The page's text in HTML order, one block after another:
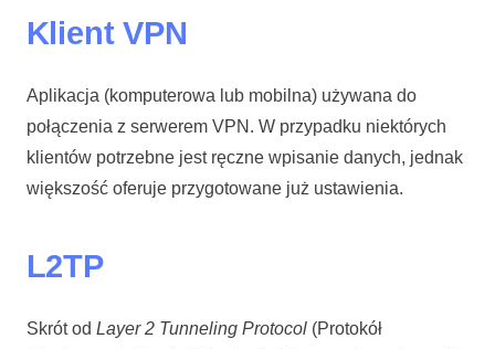
Klient VPN
Aplikacja (komputerowa lub mobilna) używana do
połączenia z serwerem VPN. W przypadku niektórych
klientów potrzebne jest ręczne wpisanie danych, jednak
większość oferuje przygotowane już ustawienia.
L2TP
Skrót od Layer 2 Tunneling Protocol(Protokół